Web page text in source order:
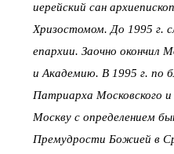
иерейский сан
Хризостомом. До 1995 г.
епархии. Заочно окончил
и Академию. В 1995 г. по
Патриарха Московского и
Москву с определением
Премудрости Божией в